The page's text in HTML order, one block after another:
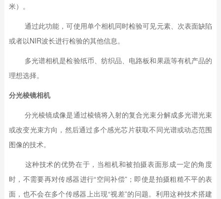
米）。
通过此功能，可使用单个相机同时检验可见元素、次表面缺陷
或者以NIR波长进行检验的其他信息。
多光谱相机是检验纸币、纺织品、电路板和果蔬等有机产品的
理想选择。
分光棱镜相机
分光棱镜成像是通过棱镜将入射的复合光束分解成多光谱光束
或改变光束方向，然后通过多个感光芯片获取不同光谱或动态范围
图像的技术。
这种技术的优势在于，当相机和被拍摄表面形成一定的角度
时，不需要再对传感器进行“空间补偿”；即使是拍摄粗糙不平的表
面，也不会在多个传感器上出现“视差”的问题。利用这种技术搭建